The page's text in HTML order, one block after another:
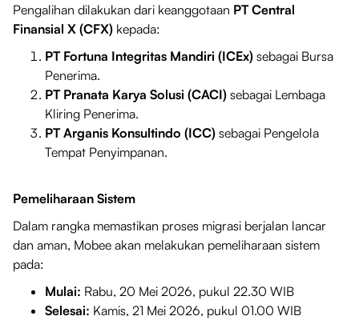
Pengalihan dilakukan dari keanggotaan PT Central
Finansial X (CFX) kepada:
PT Fortuna Integritas Mandiri (ICEx) sebagai Bursa
Penerima.
PT Pranata Karya Solusi (CACI) sebagai Lembaga
Kliring Penerima.
PT Arganis Konsultindo (ICC) sebagai Pengelola
Tempat Penyimpanan.
Pemeliharaan Sistem
Dalam rangka memastikan proses migrasi berjalan lancar
dan aman, Mobee akan melakukan pemeliharaan sistem
pada:
Mulai: Rabu, 20 Mei 2026, pukul 22.30 WIB
Selesai: Kamis, 21 Mei 2026, pukul 01.00 WIB